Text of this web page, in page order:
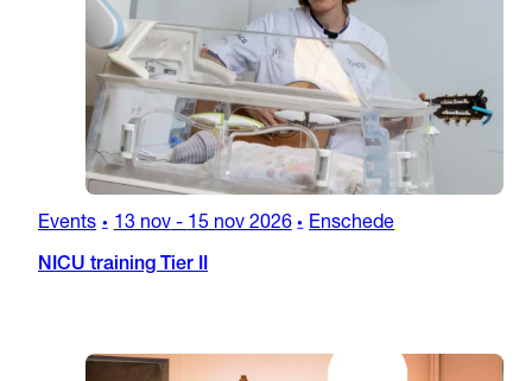
Events • 13 nov- 15 nov 2026 • Enschede
NICU training Tier II